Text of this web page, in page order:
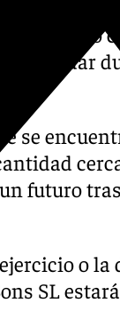
lo
abordar
se
futuro
o la
SL